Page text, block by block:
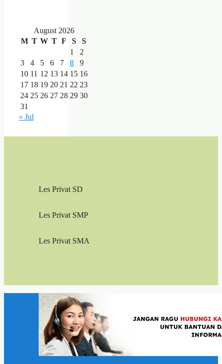
August 2026
M T W T F S
S
1
2
3
4 5 6 7 8
9
10 11 12 13 14 15 16
17 18 19 20 21 22 23
24 25 26 27 28 29 30
31
« Jul
Les Privat SD
Les Privat SMP
Les Privat SMA